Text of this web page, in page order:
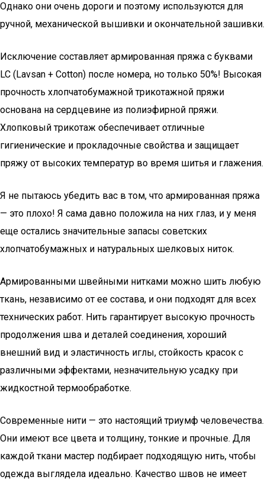
Однако они очень дороги и поэтому используются для
ручной, механической вышивки и окончательной зашивки.
Исключение составляет армированная пряжа с буквами
LC (Lavsan + Cotton) после номера, но только 50%! Высокая
прочность хлопчатобумажной трикотажной пряжи
основана на сердцевине из полиэфирной пряжи.
Хлопковый трикотаж обеспечивает отличные
гигиенические и прокладочные свойства и защищает
пряжу от высоких температур во время шитья и глажения.
Я не пытаюсь убедить вас в том, что армированная пряжа
— это плохо! Я сама давно положила на них глаз, и у меня
еще остались значительные запасы советских
хлопчатобумажных и натуральных шелковых ниток.
Армированными швейными нитками можно шить любую
ткань, независимо от ее состава, и они подходят для всех
технических работ. Нить гарантирует высокую прочность
продолжения шва и деталей соединения, хороший
внешний вид и эластичность иглы, стойкость красок с
различными эффектами, незначительную усадку при
жидкостной термообработке.
Современные нити — это настоящий триумф человечества.
Они имеют все цвета и толщину, тонкие и прочные. Для
каждой ткани мастер подбирает подходящую нить, чтобы
одежда выглядела идеально. Качество швов не имеет